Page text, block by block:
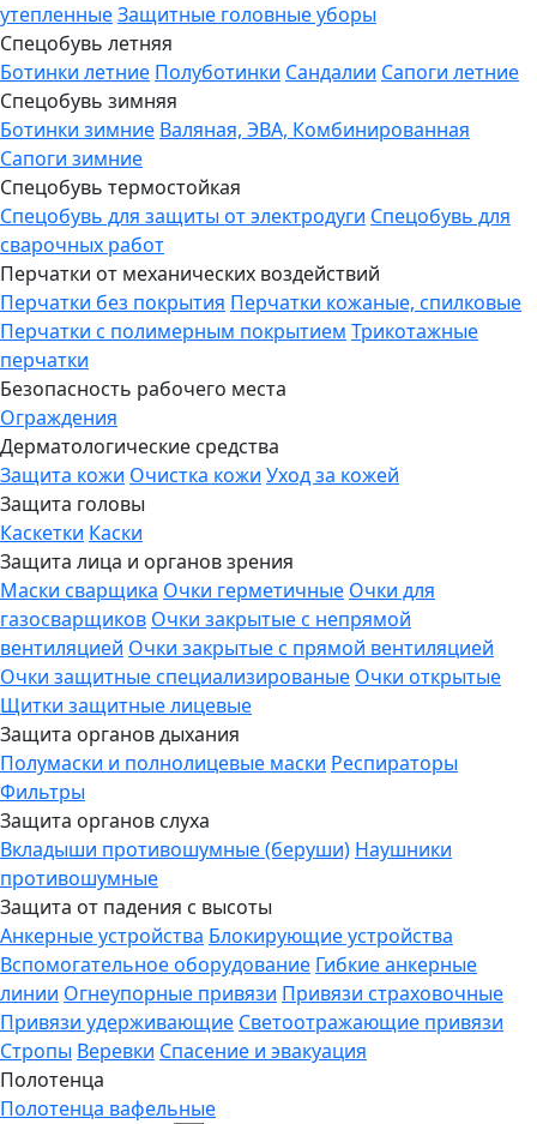
утепленныеЗащитные головные уборы
Спецобувь летняя
Ботинки летние Полуботинки Сандалии Сапоги летние
Спецобувь зимняя
Ботинки зимние Валяная, ЭВА, Комбинированная
Сапоги зимние
Спецобувь термостойкая
Спецобувь для защиты от электродуги Спецобувь для
сварочных работ
Перчатки от механических воздействий
Перчатки без покрытия Перчатки кожаные, спилковые
Перчатки с полимерным покрытием Трикотажные
перчатки
Безопасность рабочего места
Ограждения
Дерматологические средства
Защита кожи Очистка кожи Уход за кожей
Защита головы
Каскетки Каски
Защита лица и органов зрения
Маски сварщика Очки герметичные Очки для
газосварщиков Очки закрытые с непрямой
вентиляцией Очки закрытые с прямой вентиляцией
Очки защитные специализированые Очки открытые
Щитки защитные лицевые
Защита органов дыхания
Полумаски и полнолицевые маски Респираторы
Фильтры
Защита органов слуха
Вкладыши противошумные (беруши) Наушники
противошумные
Защита от падения с высоты
Анкерные устройства Блокирующие устройства
Вспомогательное оборудование Гибкие анкерные
линии Огнеупорные привязи Привязи страховочные
Привязи удерживающие Светоотражающие привязи
Стропы Веревки Спасение и эвакуация
Полотенца
Полотенца вафельные